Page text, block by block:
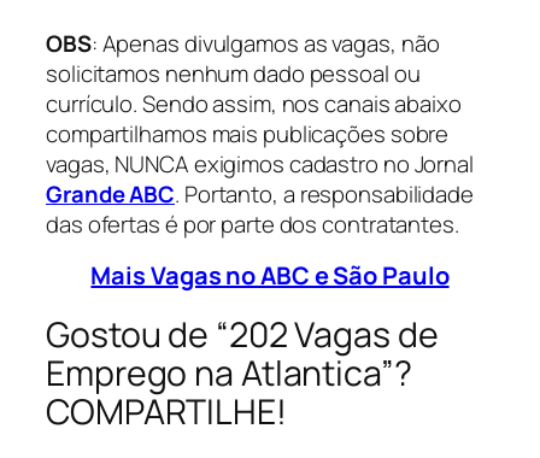
OBS: Apenas divulgamos as vagas, não
solicitamos nenhum dado pessoal ou
currículo. Sendo assim, nos canais abaixo
compartilhamos mais publicações sobre
vagas, NUNCA exigimos cadastro no Jornal
Grande ABC. Portanto, a responsabilidade
das ofertas é por parte dos contratantes.
Mais Vagas no ABC e São Paulo
Gostou de “202 Vagas de
Emprego na Atlantica”?
COMPARTILHE!